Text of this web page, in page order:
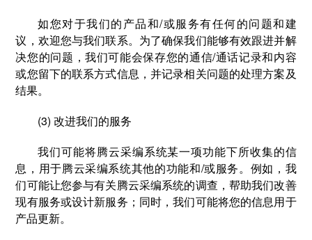
如您对于我们的产品和/或服务有任何的问题和建
议，欢迎您与我们联系。为了确保我们能够有效跟进并解
决您的问题，我们可能会保存您的通信/通话记录和内容
或您留下的联系方式信息，并记录相关问题的处理方案及
结果。
(3) 改进我们的服务
我们可能将腾云采编系统某一项功能下所收集的信
息，用于腾云采编系统其他的功能和/或服务。例如，我
们可能让您参与有关腾云采编系统的调查，帮助我们改善
现有服务或设计新服务；同时，我们可能将您的信息用于
产品更新。